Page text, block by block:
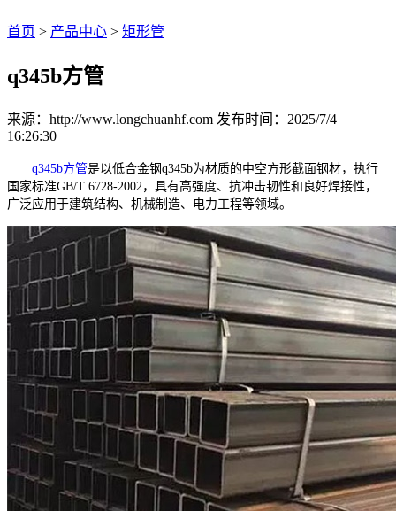
首页 > 产品中心 > 矩形管
q345b方管
来源：http://www.longchuanhf.com 发布时间：2025/7/4
16:26:30
q345b方管是以低合金钢q345b为材质的中空方形截面钢材，执行
国家标准GB/T 6728-2002，具有高强度、抗冲击韧性和良好焊接性，
广泛应用于建筑结构、机械制造、电力工程等领域。